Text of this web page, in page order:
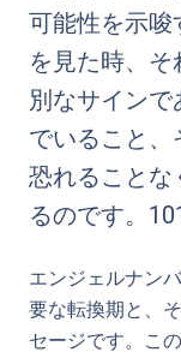
可能性を示唆
を見た時、
別なサイン
でいること、
恐れることな
るのです。
エンジェルナン
要な転換期と、
セージです。こ